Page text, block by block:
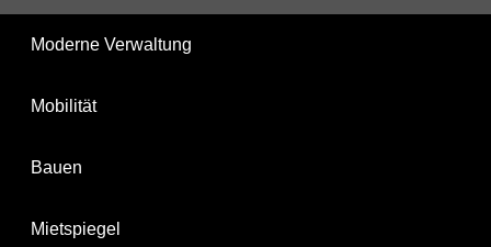
Moderne Verwaltung
Mobilität
Bauen
Mietspiegel